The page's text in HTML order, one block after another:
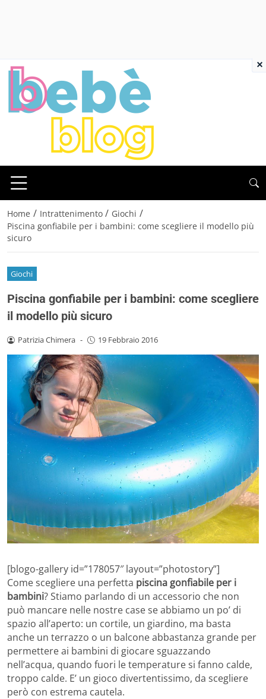
Home / Intrattenimento / Giochi /
Piscina gonfiabile per i bambini: come scegliere il modello più
sicuro
Giochi
Piscina gonfiabile per i bambini: come scegliere
il modello più sicuro
Patrizia Chimera - 19 Febbraio 2016
[blogo-gallery id=”178057″ layout=”photostory”]
Come scegliere una perfetta piscina gonfiabile per i
bambini? Stiamo parlando di un accessorio che non
può mancare nelle nostre case se abbiamo un po’ di
spazio all’aperto: un cortile, un giardino, ma basta
anche un terrazzo o un balcone abbastanza grande per
permettere ai bambini di giocare sguazzando
nell’acqua, quando fuori le temperature si fanno calde,
troppo calde. E’ un gioco divertentissimo, da scegliere
però con estrema cautela.
×